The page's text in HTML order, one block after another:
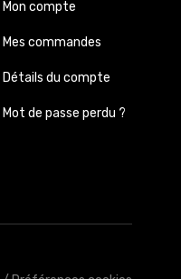
Mon compte
Mes commandes
Détails du compte
Mot de passe perdu ?